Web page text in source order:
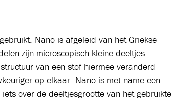
Nano is afgeleid van het Griekse
zijn microscopisch kleine deeltjes.
van een stof hiermee veranderd
op elkaar. Nano is met name een
over de deeltjesgrootte van het gebruikte